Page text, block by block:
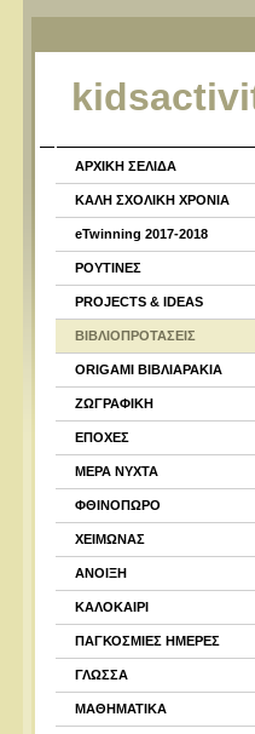
ΑΡΧΙΚΗ ΣΕΛΙΔΑ
ΚΑΛΗ ΣΧΟΛΙΚΗ ΧΡΟΝΙΑ
eTwinning 2017-2018
ΡΟΥΤΙΝΕΣ
PROJECTS & IDEAS
ΒΙΒΛΙΟΠΡΟΤΑΣΕΙΣ
ORIGAMI ΒΙΒΛΙΑΡΑΚΙΑ
ΖΩΓΡΑΦΙΚΗ
ΕΠΟΧΕΣ
ΜΕΡΑ ΝΥΧΤΑ
ΦΘΙΝΟΠΩΡΟ
ΧΕΙΜΩΝΑΣ
ΑΝΟΙΞΗ
ΚΑΛΟΚΑΙΡΙ
ΠΑΓΚΟΣΜΙΕΣ ΗΜΕΡΕΣ
ΓΛΩΣΣΑ
ΜΑΘΗΜΑΤΙΚΑ